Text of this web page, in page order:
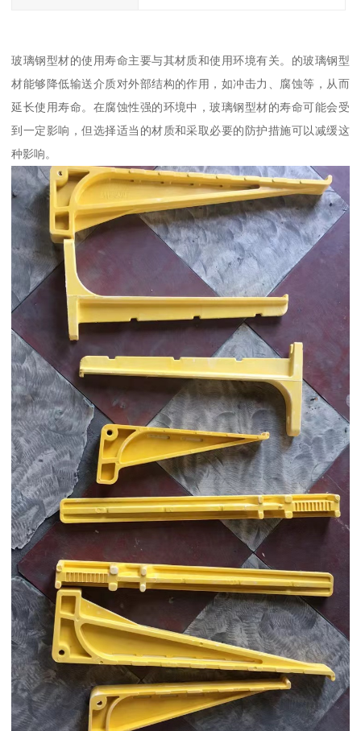
玻璃钢型材的使用寿命主要与其材质和使用环境有关。的玻璃钢型
材能够降低输送介质对外部结构的作用，如冲击力、腐蚀等，从而
延长使用寿命。在腐蚀性强的环境中，玻璃钢型材的寿命可能会受
到一定影响，但选择适当的材质和采取必要的防护措施可以减缓这
种影响。